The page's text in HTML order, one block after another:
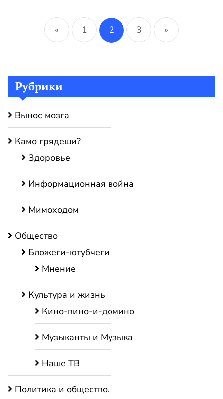
Пагинация
записей
« 1 2 3 »
Рубрики
Вынос мозга
Камо грядеши?
Здоровье
Информационная война
Мимоходом
Общество
Бложеги-ютубчеги
Мнение
Культура и жизнь
Кино-вино-и-домино
Музыканты и Музыка
Наше ТВ
Политика и общество.